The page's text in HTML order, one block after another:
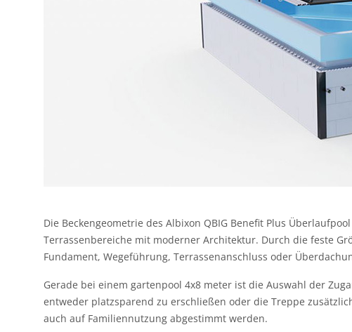
Die Beckengeometrie des Albixon QBIG Benefit Plus
Terrassenbereiche mit moderner Architektur. Durch die feste
Fundament, Wegeführung, Terrassenanschluss oder
Gerade bei einem gartenpool 4x8 meter ist die Auswahl der
entweder platzsparend zu erschließen oder die Treppe
auch auf Familiennutzung abgestimmt werden.